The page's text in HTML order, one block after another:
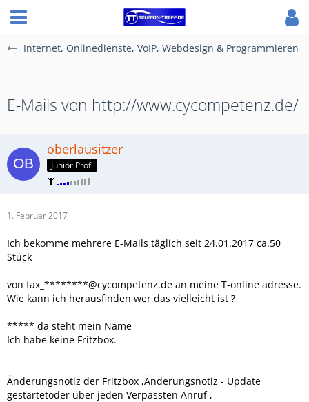
Internet, Onlinedienste, VoIP, Webdesign & Programmieren
E-Mails von http://www.cycompetenz.de/
oberlausitzer
Junior Profi
1. Februar 2017
Ich bekomme mehrere E-Mails täglich seit 24.01.2017 ca.50
Stück
von fax_********@cycompetenz.de an meine T-online adresse.
Wie kann ich herausfinden wer das vielleicht ist ?
***** da steht mein Name
Ich habe keine Fritzbox.
Änderungsnotiz der Fritzbox ,Änderungsnotiz - Update
gestartetoder über jeden Verpassten Anruf ,